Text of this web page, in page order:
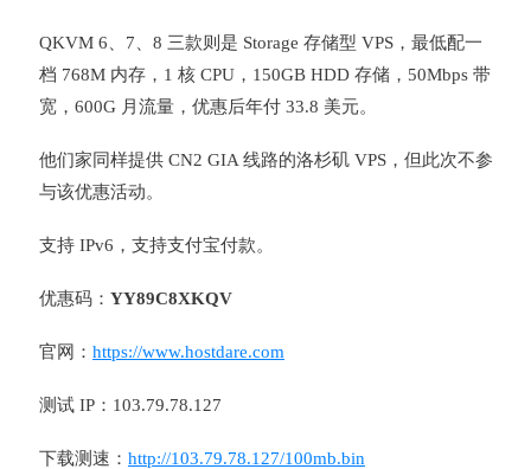
QKVM 6、7、8 三款则是 Storage 存储型 VPS，最低配一
档 768M 内存，1 核 CPU，150GB HDD 存储，50Mbps 带
宽，600G 月流量，优惠后年付 33.8 美元。
他们家同样提供 CN2 GIA 线路的洛杉矶 VPS，但此次不参
与该优惠活动。
支持 IPv6，支持支付宝付款。
优惠码： YY89C8XKQV
官网： https://www.hostdare.com
测试 IP：103.79.78.127
下载测速： http://103.79.78.127/100mb.bin